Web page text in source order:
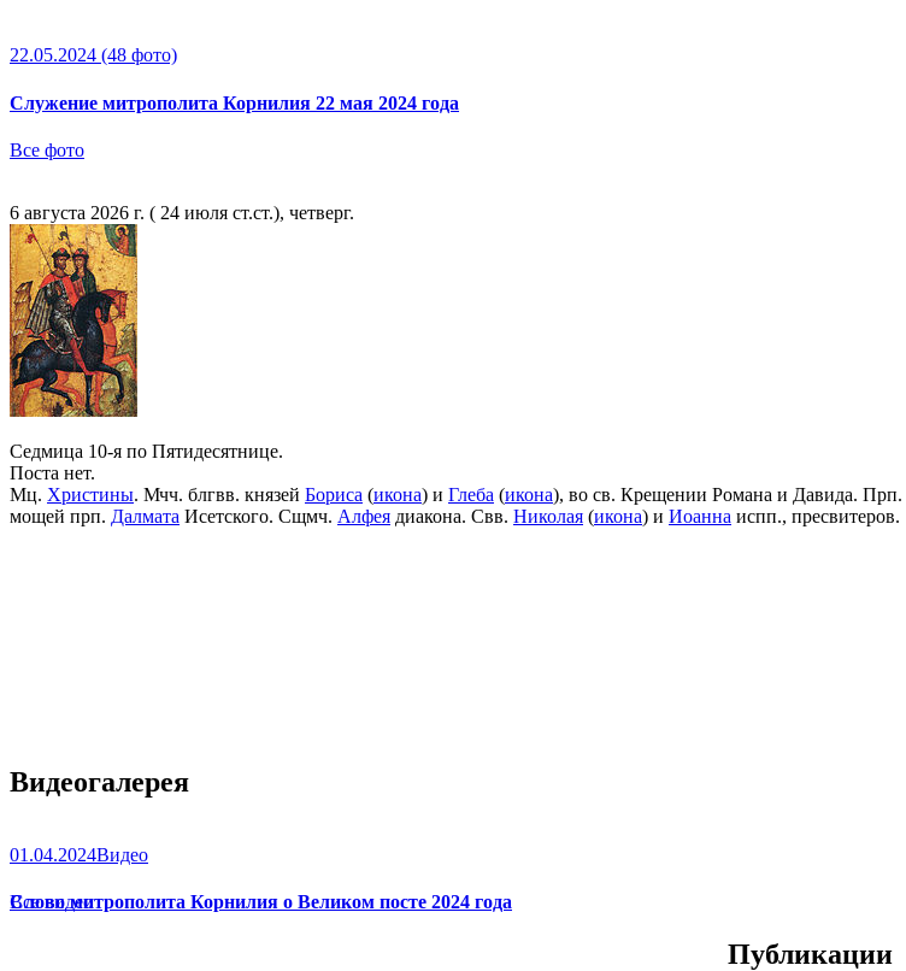
22.05.2024 (48 фото)
Служение митрополита Корнилия 22 мая 2024 года
Все фото
6 августа 2026 г. ( 24 июля ст.ст.), четверг.
Седмица 10-я по Пятидесятнице.
Поста нет.
Мц. Христины. Мчч. блгвв. князей Бориса (икона) и Глеба (икона), во св. Крещении Романа и Давида. Прп.
мощей прп. Далмата Исетского. Сщмч. Алфея диакона. Свв. Николая (икона) и Иоанна испп., пресвитеров.
Видеогалерея
01.04.2024Видео
Слово митрополита Корнилия о Великом посте 2024 года
Все видео
Публикации